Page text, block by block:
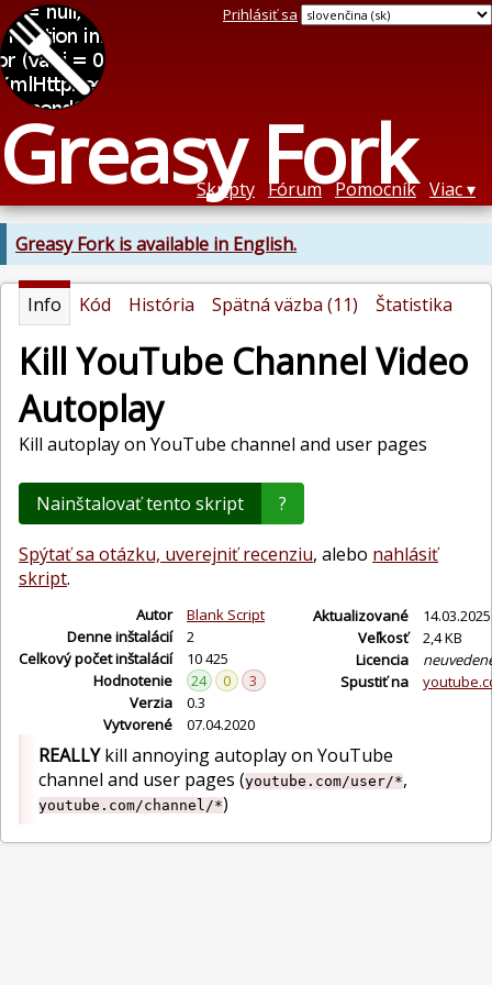
Greasy Fork
Prihlásiť sa
Skripty Fórum Pomocník Viac
Greasy Fork is available in English.
Info Kód História Spätná väzba (11) Štatistika
Kill YouTube Channel Video
Autoplay
Kill autoplay on YouTube channel and user pages
Nainštalovať tento skript ?
Spýtať sa otázku, uverejniť recenziu, alebo nahlásiť
skript.
Autor
Blank Script
Denne inštalácií
2
Celkový počet inštalácií
10 425
Hodnotenie
24 0
3
Verzia
0.3
Vytvorené
07.04.2020
Aktualizované
14.03.2025
Veľkosť
2,4 KB
Licencia
Spustiť na
REALLYkill annoying autoplay on YouTube
channel and user pages (youtube.com/user/*,
youtube.com/channel/*)